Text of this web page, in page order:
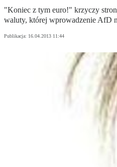
"Koniec z tym euro!" krzyczy
waluty, której wprowadzenie AfD
Publikacja: 16.04.2013 11:44